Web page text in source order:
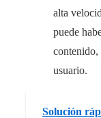
alta
puede
contenido,
usuario.
Solución